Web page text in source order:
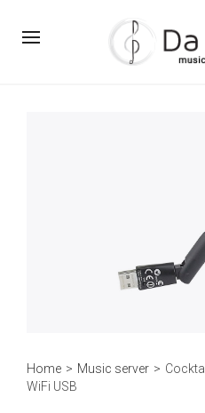
Home > Music server >
WiFi USB